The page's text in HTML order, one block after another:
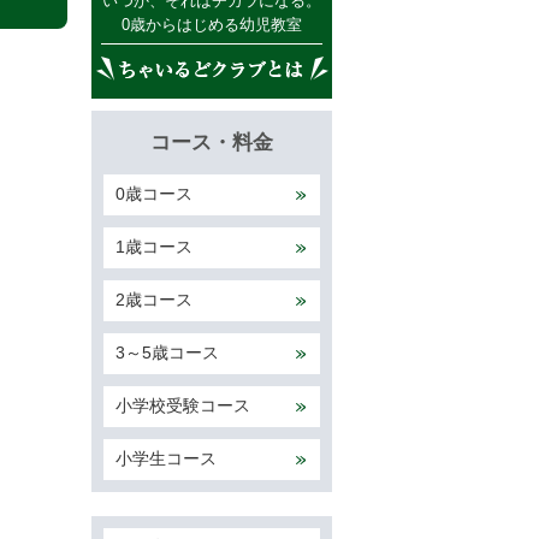
0歳からはじめる幼児教室
コース・料金
0歳コース
1歳コース
2歳コース
3～5歳コース
小学校受験コース
小学生コース